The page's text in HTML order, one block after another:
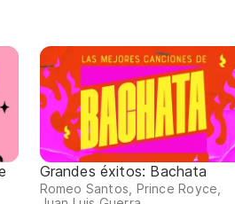
Grandes éxitos: Bachata
Romeo Santos, Prince Royce,